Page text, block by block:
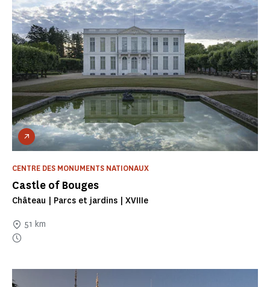
Castle of Bouges
CENTRE DES MONUMENTS NATIONAUX
Château | Parcs et jardins | XVIIIe
51 km